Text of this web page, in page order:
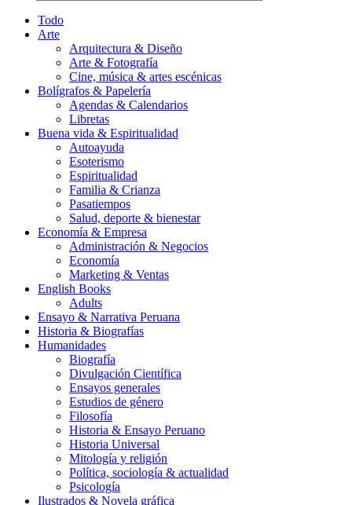
Todo
Arte
Arquitectura & Diseño
Arte & Fotografía
Cine, música & artes escénicas
Bolígrafos & Papelería
Agendas & Calendarios
Libretas
Buena vida & Espiritualidad
Autoayuda
Esoterismo
Espiritualidad
Familia & Crianza
Pasatiempos
Salud, deporte & bienestar
Economía & Empresa
Administración & Negocios
Economía
Marketing & Ventas
English Books
Adults
Ensayo & Narrativa Peruana
Historia & Biografías
Humanidades
Biografía
Divulgación Científica
Ensayos generales
Estudios de género
Filosofía
Historia & Ensayo Peruano
Historia Universal
Mitología y religión
Política, sociología & actualidad
Psicología
Ilustrados & Novela gráfica